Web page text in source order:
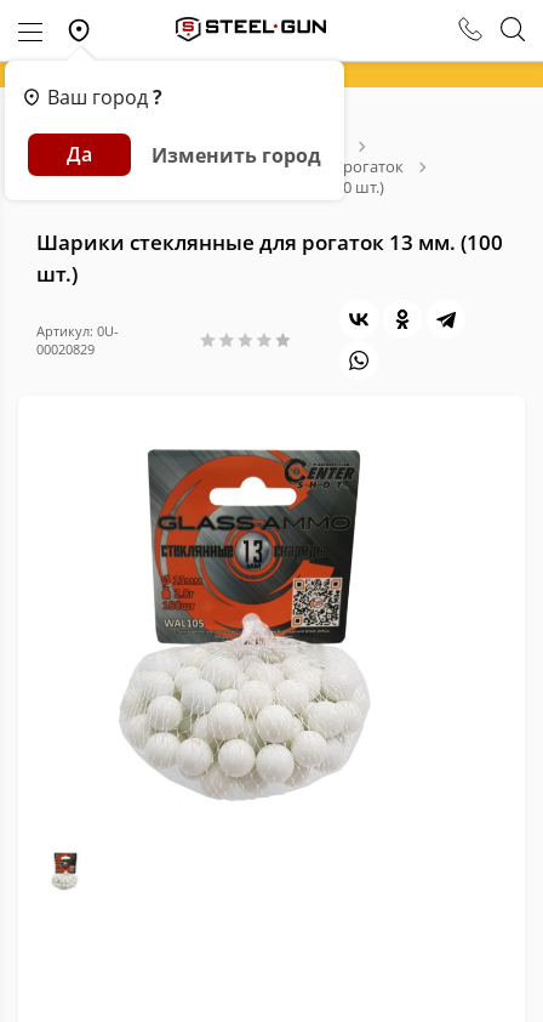
Ваш город?
Да Изменить город
Главная Каталог
Рогатки и аксессуары
Расходники для рогаток
Шарики стеклянные для рогаток 13 мм. (100 шт.)
Шарики стеклянные для рогаток 13 мм. (100
шт.)
Артикул: 0U-
00020829